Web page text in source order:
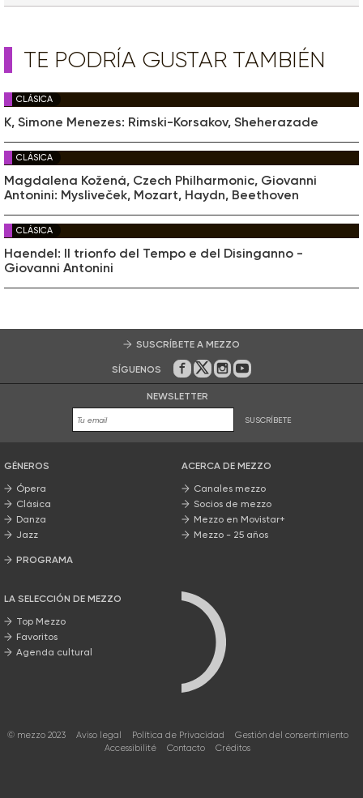
TE PODRÍA GUSTAR TAMBIÉN
CLÁSICA
K, Simone Menezes: Rimski-Korsakov, Sheherazade
CLÁSICA
Magdalena Kožená, Czech Philharmonic, Giovanni
Antonini: Mysliveček, Mozart, Haydn, Beethoven
CLÁSICA
Haendel: Il trionfo del Tempo e del Disinganno -
Giovanni Antonini
SUSCRÍBETE A MEZZO
SÍGUENOS En Facebook
En Twitter
En Instagram
En Youtube
NEWSLETTER
SUSCRÍBETE
GÉNEROS
Ópera
Clásica
Danza
Jazz
PROGRAMA
LA SELECCIÓN DE MEZZO
Top Mezzo
Favoritos
Agenda cultural
ACERCA DE MEZZO
Canales mezzo
Socios de mezzo
Mezzo en Movistar+
Mezzo - 25 años
© mezzo 2023 Aviso legal Política de Privacidad
Gestión del consentimiento
Accessibilité
Contacto Créditos